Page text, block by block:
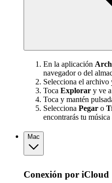
En la aplicación
navegador o del
Selecciona el archivo
Toca Explorar y ve
Toca y mantén
Selecciona Pegar o
encontrarás tu música
Mac
Conexión por iCloud